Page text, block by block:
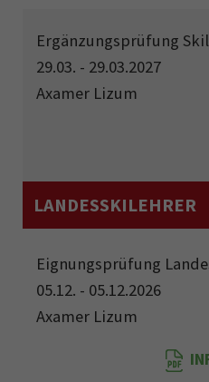
Ergänzungsprüfung
29.03. - 29.03.2027
Axamer Lizum
LANDESSKILEHRER
Eignungsprüfung
05.12. - 05.12.2026
Axamer Lizum